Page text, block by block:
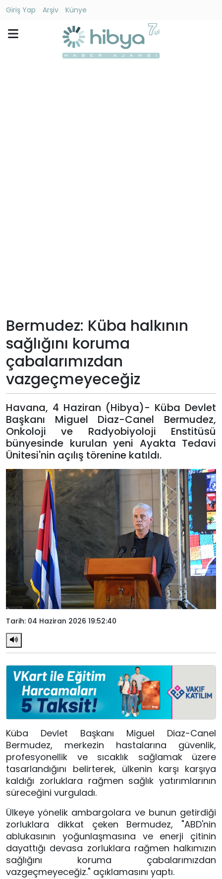
Giriş Yap Arşiv
Künye
Künye
Giriş
Yap
Bermudez: Küba halkının
sağlığını koruma
çabalarımızdan
vazgeçmeyeceğiz
Havana, 4 Haziran (Hibya)- Küba Devlet
Başkanı Miguel Diaz-Canel Bermudez,
Onkoloji ve Radyobiyoloji Enstitüsü
bünyesinde kurulan yeni Ayakta Tedavi
Ünitesi'nin açılış törenine katıldı.
Tarih: 04 Haziran 2026 19:52:40
Küba Devlet Başkanı Miguel Diaz-Canel
Bermudez, merkezin hastalarına güvenlik,
profesyonellik ve sıcaklık sağlamak üzere
tasarlandığını belirterek, ülkenin karşı karşıya
kaldığı zorluklara rağmen sağlık yatırımlarının
süreceğini vurguladı.
Ülkeye yönelik ambargolara ve bunun getirdiği
zorluklara dikkat çeken Bermudez, "ABD'nin
ablukasının yoğunlaşmasına ve enerji çitinin
dayattığı devasa zorluklara rağmen halkımızın
sağlığını koruma çabalarımızdan
vazgeçmeyeceğiz." açıklamasını yaptı.